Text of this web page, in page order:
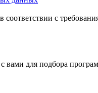
соответствии с
вами для подбора